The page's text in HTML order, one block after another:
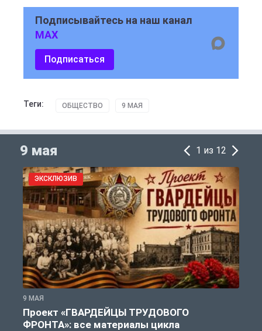
Подписывайтесь на наш канал
MAX
Подписаться
Теги: ОБЩЕСТВО 9 МАЯ
9 мая 1 из 12
ЭКСКЛЮЗИВ
9 МАЯ
Проект «ГВАРДЕЙЦЫ ТРУДОВОГО
ФРОНТА»: все материалы цикла